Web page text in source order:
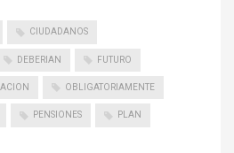
CIUDADANOS
DEBERIAN FUTURO
OBLIGATORIAMENTE
PENSIONES PLAN